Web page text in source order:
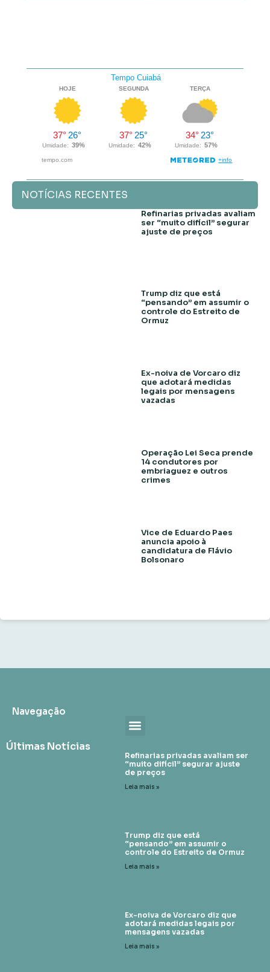
NOTÍCIAS RECENTES
Refinarias privadas avaliam
ser “muito difícil” segurar
ajuste de preços
Trump diz que está
“pensando” em assumir o
controle do Estreito de
Ormuz
Ex-noiva de Vorcaro diz
que adotará medidas
legais por mensagens
vazadas
Operação Lei Seca prende
14 condutores por
embriaguez e outros
crimes
Vice de Eduardo Paes
anuncia apoio à
candidatura de Flávio
Bolsonaro
Navegação
Últimas Notícias
Refinarias privadas avaliam ser
“muito difícil” segurar ajuste
de preços
Leia mais »
Trump diz que está
“pensando” em assumir o
controle do Estreito de Ormuz
Leia mais »
Ex-noiva de Vorcaro diz que
adotará medidas legais por
mensagens vazadas
Leia mais »